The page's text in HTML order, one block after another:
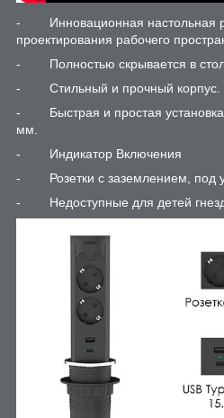
- Инновационная настольная
проектирования рабочего
- Полностью скрывается в
- Стильный и прочный корпус.
- Быстрая и простая установка,
мм.
- Индикатор Включения
- Розетки с заземлением, под
- Недоступные для детей